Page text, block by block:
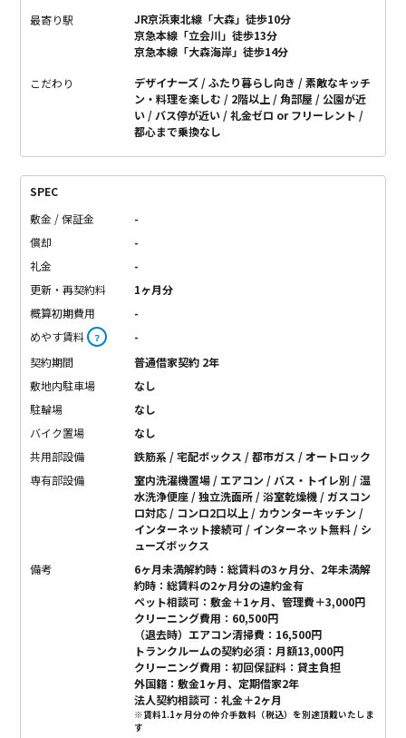
最寄り駅
JR京浜東北線「大森」徒歩10分
京急本線「立会川」徒歩13分
京急本線「大森海岸」徒歩14分
こだわり デザイナーズ ふたり暮らし向き
素敵なキッチ
ン・料理を楽しむ
2階以上 角部屋
公園が近
い
バス停が近い
礼金ゼロ or フリーレント
都心まで乗換なし
SPEC
敷金 / 保証金
-
償却
-
礼金
-
更新・再契約料
1ヶ月分
概算初期費用
-
めやす賃料 ？
-
契約期間
普通借家契約 2年
敷地内駐車場
なし
駐輪場
なし
バイク置場
なし
共用部設備
鉄筋系 / 宅配ボックス / 都市ガス / オートロック
専有部設備
室内洗濯機置場 / エアコン / バス・トイレ別 / 温
水洗浄便座 / 独立洗面所 / 浴室乾燥機 / ガスコン
ロ対応 / コンロ2口以上 / カウンターキッチン /
インターネット接続可 / インターネット無料 / シ
ューズボックス
備考
6ヶ月未満解約時：総賃料の3ヶ月分、2年未満解
約時：総賃料の2ヶ月分の違約金有
ペット相談可：敷金＋1ヶ月、管理費＋3,000円
クリーニング費用：60,500円
（退去時）エアコン清掃費：16,500円
トランクルームの契約必須：月額13,000円
クリーニング費用：初回保証料：貸主負担
外国籍：敷金1ヶ月、定期借家2年
法人契約相談可：礼金＋2ヶ月
※賃料1.1ヶ月分の仲介手数料（税込）を別途頂戴いたしま
す